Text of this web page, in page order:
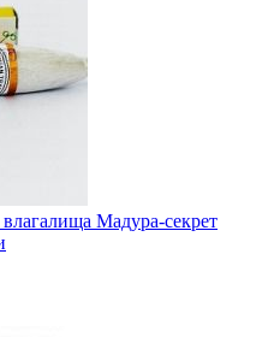
Мадура-секрет